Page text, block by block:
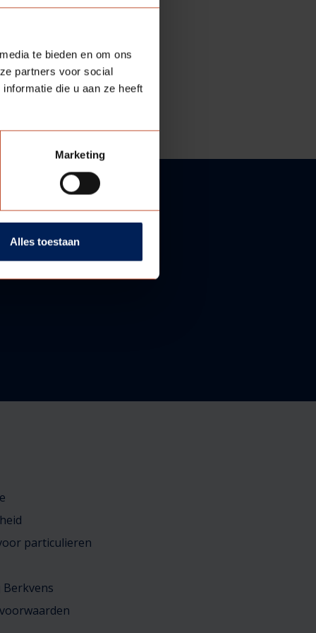
te bieden en om ons
partners voor social
die u aan ze heeft
Marketing
Alles toestaan
particulieren